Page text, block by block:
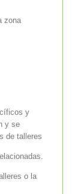
zona
y
y se
de talleres
o la